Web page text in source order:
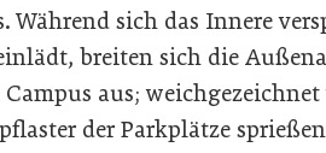
Während sich das Innere
breiten sich die
aus;
der Parkplätze